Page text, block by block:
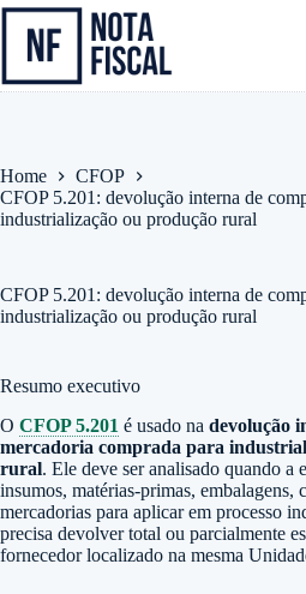
Pular
para
Home
CFOP
CFOP 5.201: devolução interna de
industrialização ou produção rural
CFOP 5.201: devolução interna de
industrialização ou produção rural
Resumo executivo
O CFOP 5.201 é usado na devolução
mercadoria comprada para
rural. Ele deve ser analisado quando a
insumos, matérias-primas, embalagens,
mercadorias para aplicar em processo
precisa devolver total ou parcialmente
fornecedor localizado na mesma